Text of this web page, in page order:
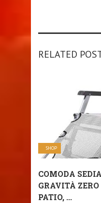
RELATED
SHOP
COMODA
GRAVITÀ
PATIO, ...